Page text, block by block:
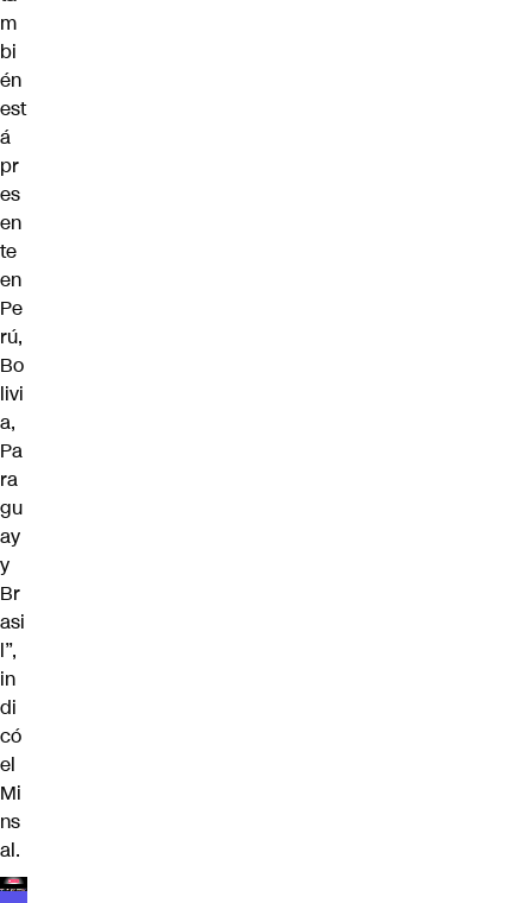
m
bi
én
est
á
pr
es
en
te
en
Pe
rú,
Bo
livi
a,
Pa
ra
gu
ay
y
Br
asi
l”,
in
di
có
el
Mi
ns
al.